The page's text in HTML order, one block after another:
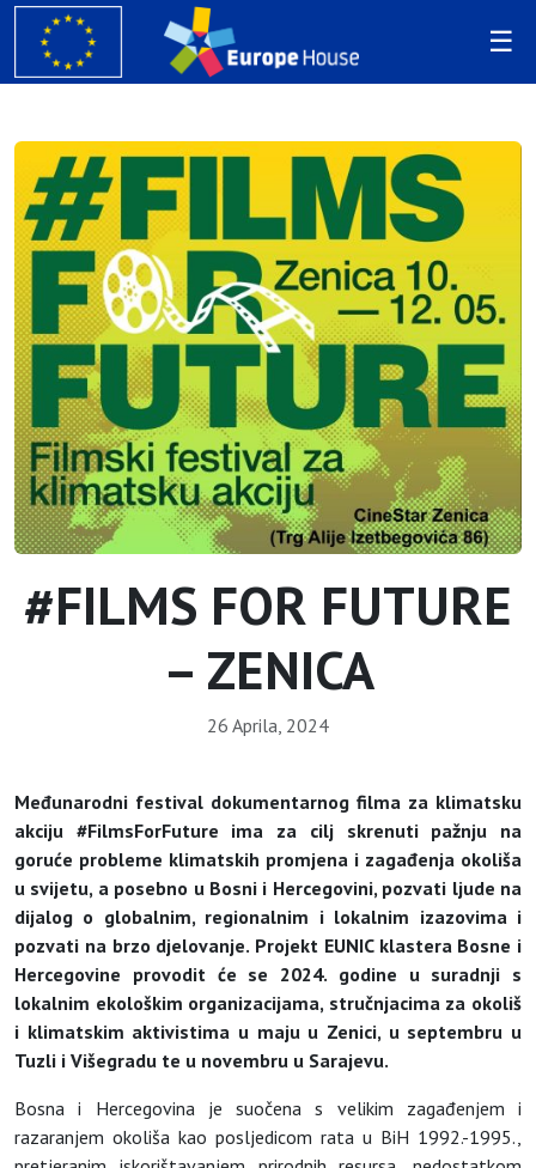
#FILMS FOR FUTURE
– ZENICA
26 Aprila, 2024
Međunarodni festival dokumentarnog filma za klimatsku
akciju #FilmsForFuture ima za cilj skrenuti pažnju na
goruće probleme klimatskih promjena i zagađenja okoliša
u svijetu, a posebno u Bosni i Hercegovini, pozvati ljude na
dijalog o globalnim, regionalnim i lokalnim izazovima i
pozvati na brzo djelovanje. Projekt EUNIC klastera Bosne i
Hercegovine provodit će se 2024. godine u suradnji s
lokalnim ekološkim organizacijama, stručnjacima za okoliš
i klimatskim aktivistima u maju u Zenici, u septembru u
Tuzli i Višegradu te u novembru u Sarajevu.
Bosna i Hercegovina je suočena s velikim zagađenjem i
razaranjem okoliša kao posljedicom rata u BiH 1992.-1995.,